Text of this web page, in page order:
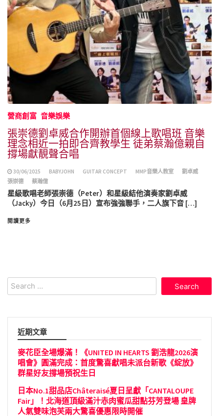
營商創富 音樂娛樂
張崇德劉卓威合作開辦首個線上歌唱班 音樂
理念相近一拍即合齊教學生 徒弟蔡瀚億親自
撐場獻靚聲合唱
30/06/2025 BABYJOHN GUITAR CONCEPT MMP音樂人教室
劉卓威
張崇德
蔡瀚億
星級歌唱老師張崇德（Peter）和星級結他演奏家劉卓威
（Jacky）今日（6月25日）宣布強強聯手，二人旗下音 […]
閱讀更多
Search
for:
近期文章
麥花臣全場爆滿！《UNITED IN HEARTS 劉浩龍2026演
唱會》圓滿完成：首度驚喜獻唱未派台新歌《綻放》
群星好友撐場預祝生日
日本No.1甜品店Châteraisé夏日呈獻「CANTALOUPE
Fair」！北海道頂級滿汁赤肉蜜瓜甜點芬芳登場 皇牌
人氣雙味泡芙兩大驚喜優惠限時開催